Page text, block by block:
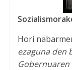
Hori
ezaguna den